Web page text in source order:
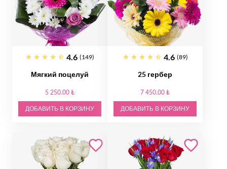
4.6 (149)
Мягкий поцелуй
5 250.00 ₺
ДОБАВИТЬ В КОРЗИНУ
4.6 (89)
25 гербер
7 450.00 ₺
ДОБАВИТЬ В КОРЗИНУ